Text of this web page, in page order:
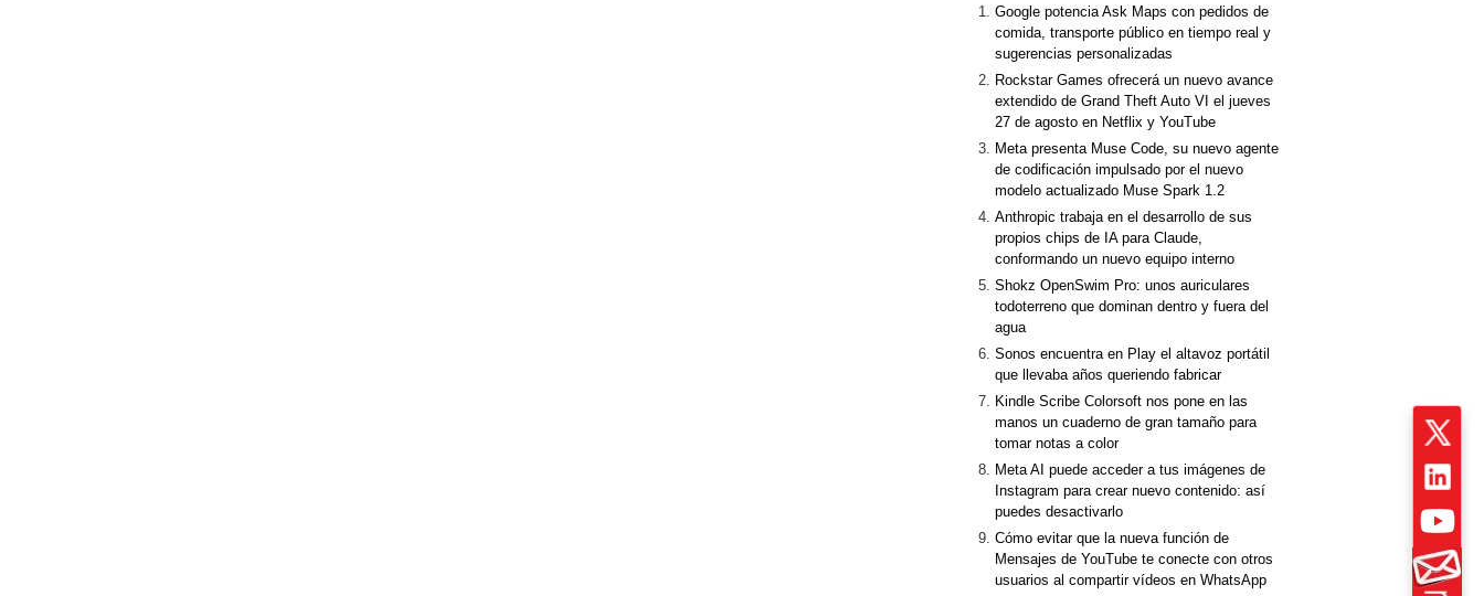
Google potencia Ask Maps con pedidos de
comida, transporte público en tiempo real y
sugerencias personalizadas
Rockstar Games ofrecerá un nuevo avance
extendido de Grand Theft Auto VI el jueves
27 de agosto en Netflix y YouTube
Meta presenta Muse Code, su nuevo agente
de codificación impulsado por el nuevo
modelo actualizado Muse Spark 1.2
Anthropic trabaja en el desarrollo de sus
propios chips de IA para Claude,
conformando un nuevo equipo interno
Shokz OpenSwim Pro: unos auriculares
todoterreno que dominan dentro y fuera del
agua
Sonos encuentra en Play el altavoz portátil
que llevaba años queriendo fabricar
Kindle Scribe Colorsoft nos pone en las
manos un cuaderno de gran tamaño para
tomar notas a color
Meta AI puede acceder a tus imágenes de
Instagram para crear nuevo contenido: así
puedes desactivarlo
Cómo evitar que la nueva función de
Mensajes de YouTube te conecte con otros
usuarios al compartir vídeos en WhatsApp